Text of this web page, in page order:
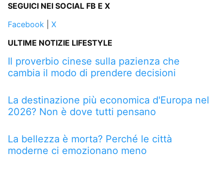
SEGUICI NEI SOCIAL FB E X
Facebook
X
ULTIME NOTIZIE LIFESTYLE
Il proverbio cinese sulla pazienza che
cambia il modo di prendere decisioni
La destinazione più economica d'Europa nel
2026? Non è dove tutti pensano
La bellezza è morta? Perché le città
moderne ci emozionano meno